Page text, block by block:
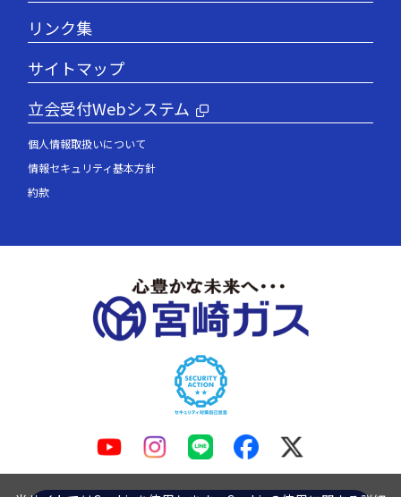
リンク集
サイトマップ
立会受付Webシステム
個人情報取扱いについて
情報セキュリティ基本方針
約款